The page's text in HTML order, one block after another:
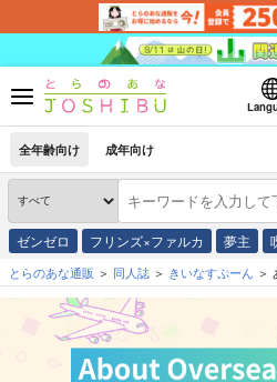
全年齢向け 成年向け
ゼンゼロ フリンズ×ファルカ 夢主
とらのあな通販 同人誌 きいなすぷーん